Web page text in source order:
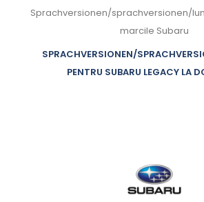
Sprachversionen/sprachversionen/
marcile Subaru
SPRACHVERSIONEN/
PENTRU SUBARU LEGACY LA